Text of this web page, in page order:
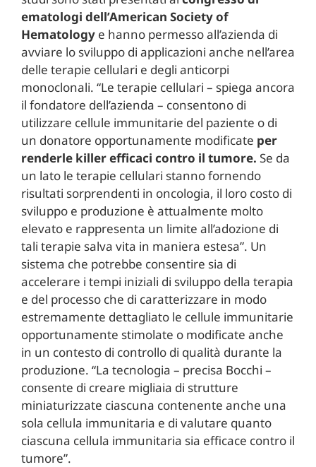
ematologi dell’American Society of
Hematologye hanno permesso all’azienda di
avviare lo sviluppo di applicazioni anche nell’area
delle terapie cellulari e degli anticorpi
monoclonali. “Le terapie cellulari – spiega ancora
il fondatore dell’azienda – consentono di
utilizzare cellule immunitarie del paziente o di
un donatore opportunamente modificate per
renderle killer efficaci contro il tumore. Se da
un lato le terapie cellulari stanno fornendo
risultati sorprendenti in oncologia, il loro costo di
sviluppo e produzione è attualmente molto
elevato e rappresenta un limite all’adozione di
tali terapie salva vita in maniera estesa”. Un
sistema che potrebbe consentire sia di
accelerare i tempi iniziali di sviluppo della terapia
e del processo che di caratterizzare in modo
estremamente dettagliato le cellule immunitarie
opportunamente stimolate o modificate anche
in un contesto di controllo di qualità durante la
produzione. “La tecnologia – precisa Bocchi –
consente di creare migliaia di strutture
miniaturizzate ciascuna contenente anche una
sola cellula immunitaria e di valutare quanto
ciascuna cellula immunitaria sia efficace contro il
tumore”.